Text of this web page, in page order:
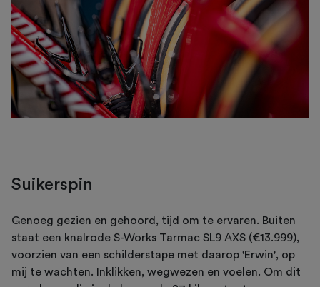
Suikerspin
Genoeg gezien en gehoord, tijd om te ervaren. Buiten
staat een knalrode S-Works Tarmac SL9 AXS (€13.999),
voorzien van een schilderstape met daarop 'Erwin', op
mij te wachten. Inklikken, wegwezen en voelen. Om dit